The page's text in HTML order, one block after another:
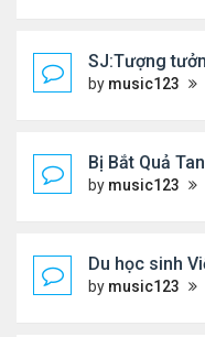
SJ:Tượng
by music123
Bị Bắt Quả
by music123
Du học sinh
by music123